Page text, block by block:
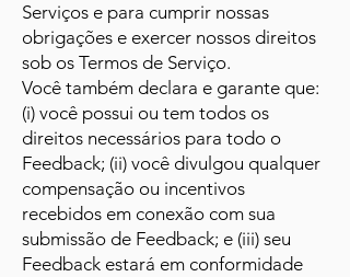
Serviços e para cumprir nossas
obrigações e exercer nossos direitos
sob os Termos de Serviço.
Você também declara e garante que:
(i) você possui ou tem todos os
direitos necessários para todo o
Feedback; (ii) você divulgou qualquer
compensação ou incentivos
recebidos em conexão com sua
submissão de Feedback; e (iii) seu
Feedback estará em conformidade